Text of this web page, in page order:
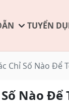
TUYỂN
Chỉ Số Nào Để
Nào Để